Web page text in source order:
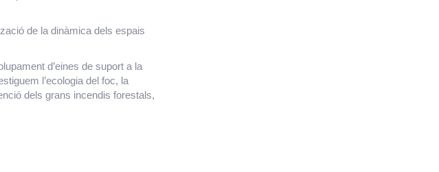
de la dinàmica dels espais
d’eines de suport a la
l’ecologia del foc, la
dels grans incendis forestals,